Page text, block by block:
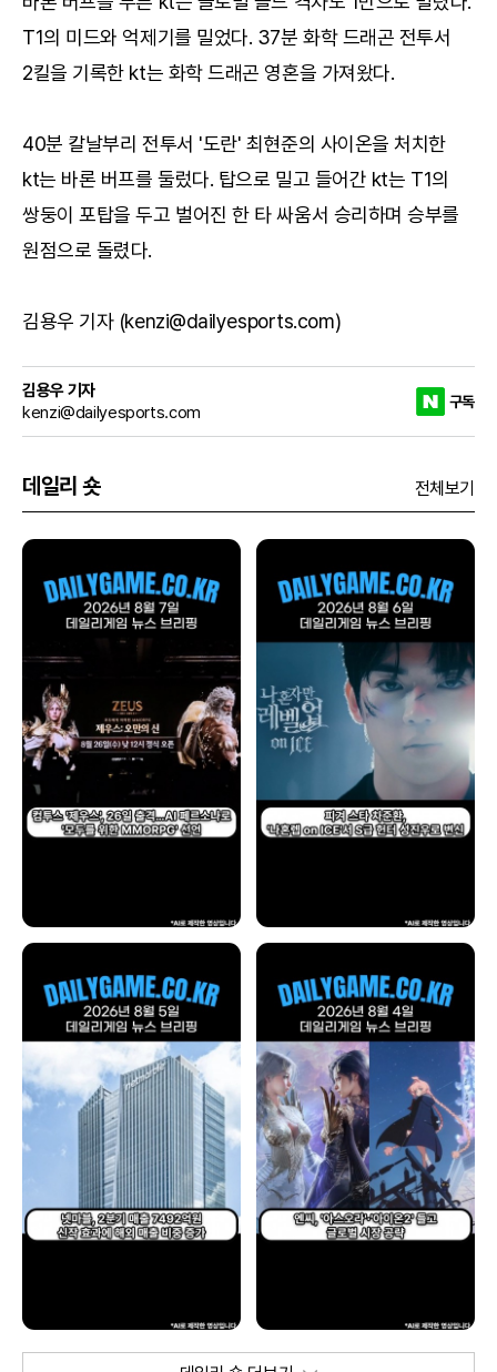
T1의 미드와 억제기를 밀었다. 37분 화학 드래곤 전투서
2킬을 기록한 kt는 화학 드래곤 영혼을 가져왔다.
40분 칼날부리 전투서 '도란' 최현준의 사이온을 처치한
kt는 바론 버프를 둘렀다. 탑으로 밀고 들어간 kt는 T1의
쌍둥이 포탑을 두고 벌어진 한 타 싸움서 승리하며 승부를
원점으로 돌렸다.
김용우 기자 (kenzi@dailyesports.com)
김용우 기자
kenzi@dailyesports.com
구독
데일리 숏 전체보기